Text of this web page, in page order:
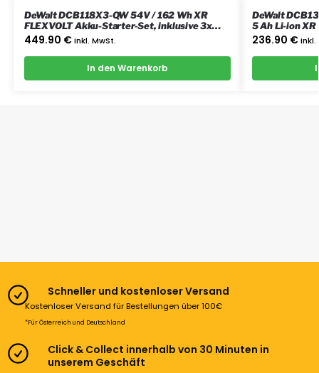
DeWalt DCB118X3-QW 54V / 162 Wh XR
FLEXVOLT Akku-Starter-Set, inklusive 3x
Akku und 1x Schnellladegerät DCB118-QW
449.90 € inkl. MwSt.
In den Warenkorb
DeWalt
5 Ah Li-ion
236.90 € inkl.
Schneller und kostenloser Versand
Kostenloser Versand für Bestellungen über 100€
*Für Österreich und Deutschland
Click & Collect innerhalb von 30 Minuten in
unserem Geschäft